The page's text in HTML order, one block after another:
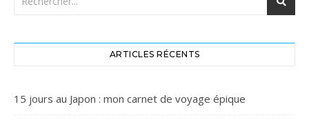
ARTICLES RÉCENTS
15 jours au Japon : mon carnet de voyage épique